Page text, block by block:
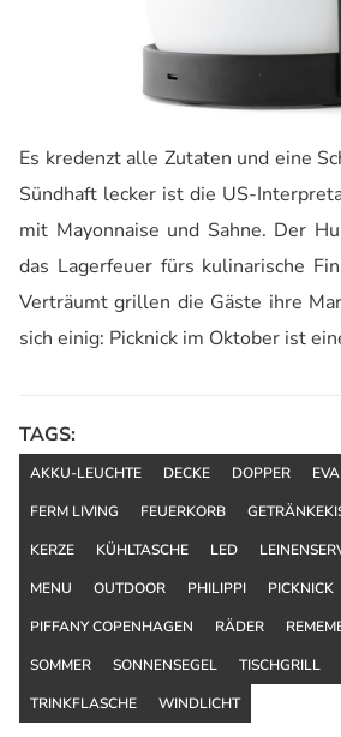
Es kredenzt alle Zutaten und eine
Sündhaft lecker ist die US-
mit Mayonnaise und Sahne. Der
das Lagerfeuer fürs kulinarische
Verträumt grillen die Gäste ihre
sich einig: Picknick im Oktober ist
TAGS:
AKKU-LEUCHTE DECKE DOPPER
FERM LIVING
FEUERKORB
KERZE
KÜHLTASCHE LED
MENU
OUTDOOR PHILIPPI PICKNICK
PIFFANY COPENHAGEN
RÄDER
SOMMER
SONNENSEGEL TISCHGRILL
TRINKFLASCHE
WINDLICHT